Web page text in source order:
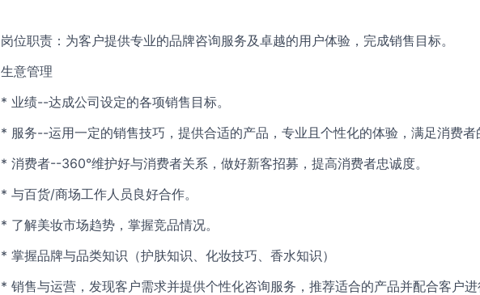
岗位职责：为客户提供专业的品牌咨询服务及卓越的用户体验，完成销售目标。
生意管理
* 业绩--达成公司设定的各项销售目标。
* 服务--运用一定的销售技巧，提供合适的产品，专业且个性化的体验，满足消费者
* 消费者--360°维护好与消费者关系，做好新客招募，提高消费者忠诚度。
* 与百货/商场工作人员良好合作。
* 了解美妆市场趋势，掌握竞品情况。
* 掌握品牌与品类知识（护肤知识、化妆技巧、香水知识）
* 销售与运营，发现客户需求并提供个性化咨询服务，推荐适合的产品并配合客户